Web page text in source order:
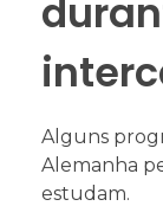
Alguns
Alemanha
estudam.